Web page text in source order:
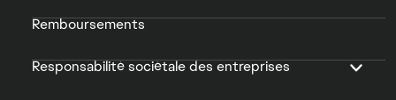
Remboursements
Responsabilité sociétale des entreprises